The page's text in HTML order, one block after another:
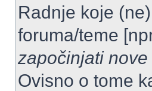
Radnje koje
foruma/teme
započinjati nove
Ovisno o tome